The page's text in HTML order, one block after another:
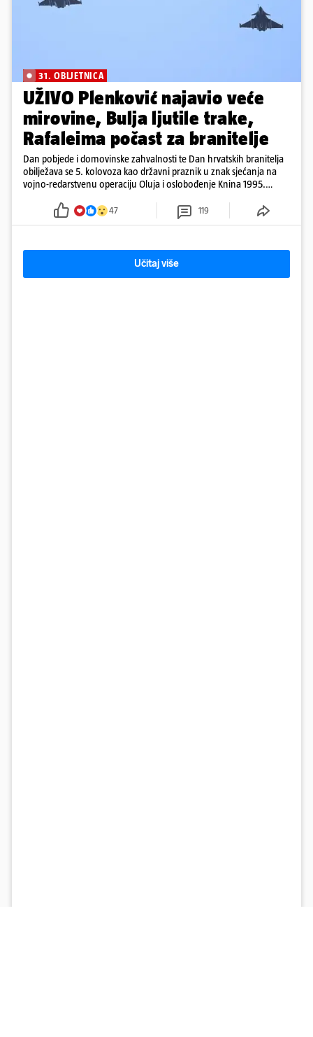
31. OBLJETNICA
UŽIVO Plenković najavio veće
mirovine, Bulja ljutile trake,
Rafaleima počast za branitelje
Dan pobjede i domovinske zahvalnosti te Dan hrvatskih branitelja
obilježava se 5. kolovoza kao državni praznik u znak sjećanja na
vojno-redarstvenu operaciju Oluja i oslobođenje Knina 1995.
47 119
Učitaj više